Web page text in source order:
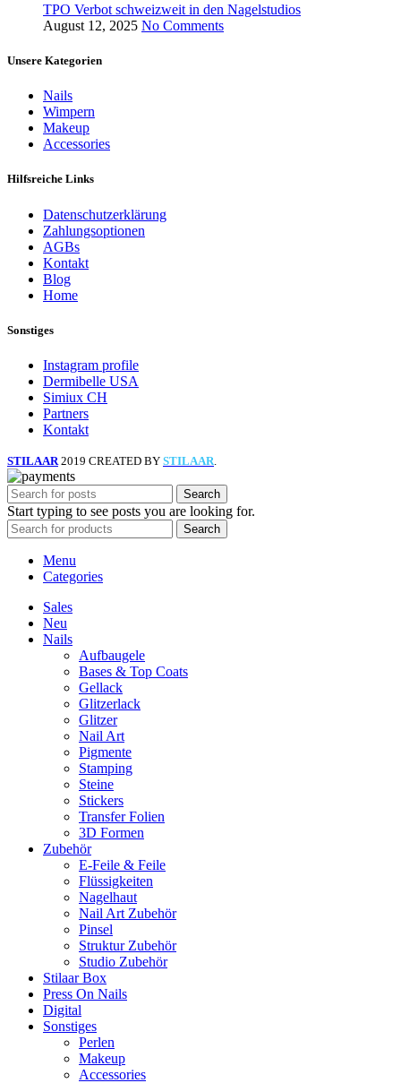
TPO Verbot schweizweit in den Nagelstudios
August 12, 2025 No Comments
Unsere Kategorien
Nails
Wimpern
Makeup
Accessories
Hilfsreiche Links
Datenschutzerklärung
Zahlungsoptionen
AGBs
Kontakt
Blog
Home
Sonstiges
Instagram profile
Dermibelle USA
Simiux CH
Partners
Kontakt
STILAAR 2019 CREATED BY STILAAR.
Search
Start typing to see posts you are looking for.
Search
Menu
Categories
Sales
Neu
Nails
Aufbaugele
Bases & Top Coats
Gellack
Glitzerlack
Glitzer
Nail Art
Pigmente
Stamping
Steine
Stickers
Transfer Folien
3D Formen
Zubehör
E-Feile & Feile
Flüssigkeiten
Nagelhaut
Nail Art Zubehör
Pinsel
Struktur Zubehör
Studio Zubehör
Stilaar Box
Press On Nails
Digital
Sonstiges
Perlen
Makeup
Accessories